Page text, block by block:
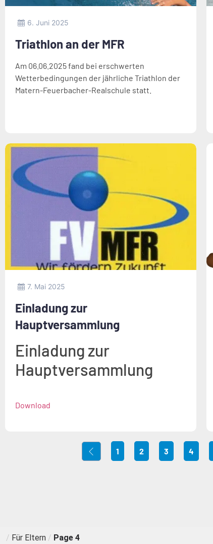
6. Juni 2025
Triathlon an der MFR
Am 06.06.2025 fand bei erschwerten
Wetterbedingungen der jährliche Triathlon der
Matern-Feuerbacher-Realschule statt.
7. Mai 2025
Einladung zur
Hauptversammlung
Einladung zur
Hauptversammlung
Download
1 2 3 4
/ Für Eltern / Page 4